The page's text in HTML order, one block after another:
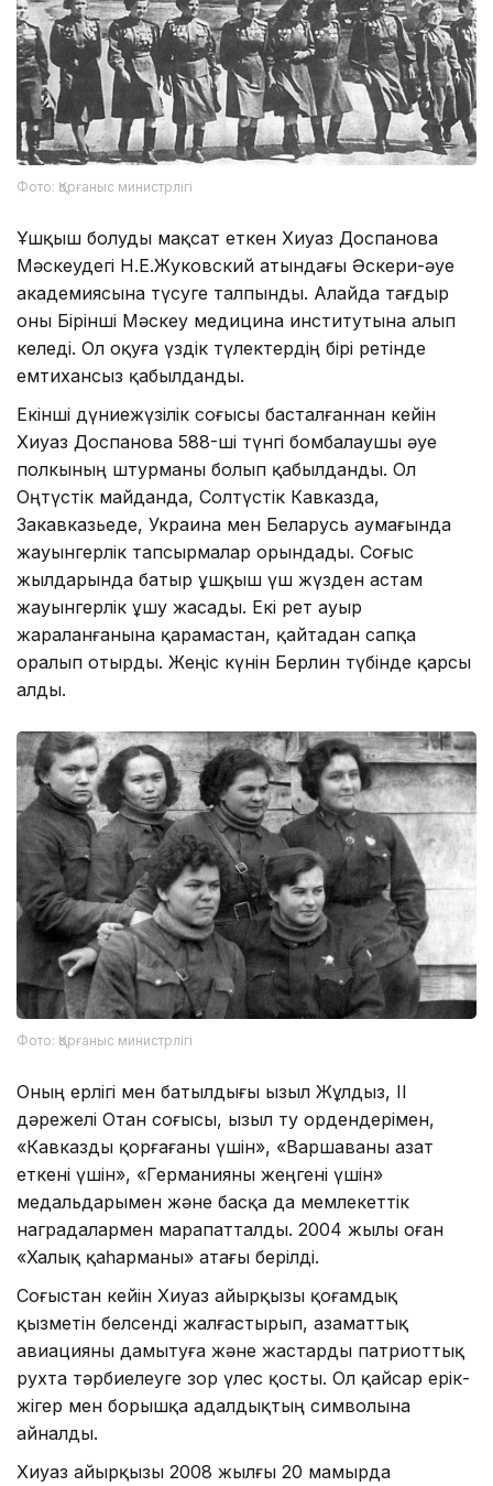
Фото: Қорғаныс министрлігі
Ұшқыш болуды мақсат еткен Хиуаз Доспанова
Мәскеудегі Н.Е.Жуковский атындағы Әскери-әуе
академиясына түсуге талпынды. Алайда тағдыр
оны Бірінші Мәскеу медицина институтына алып
келеді. Ол оқуға үздік түлектердің бірі ретінде
емтихансыз қабылданды.
Екінші дүниежүзілік соғысы басталғаннан кейін
Хиуаз Доспанова 588-ші түнгі бомбалаушы әуе
полкының штурманы болып қабылданды. Ол
Оңтүстік майданда, Солтүстік Кавказда,
Закавказьеде, Украина мен Беларусь аумағында
жауынгерлік тапсырмалар орындады. Соғыс
жылдарында батыр ұшқыш үш жүзден астам
жауынгерлік ұшу жасады. Екі рет ауыр
жараланғанына қарамастан, қайтадан сапқа
оралып отырды. Жеңіс күнін Берлин түбінде қарсы
алды.
Фото: Қорғаныс министрлігі
Оның ерлігі мен батылдығы Қызыл Жұлдыз, II
дәрежелі Отан соғысы, Қызыл ту ордендерімен,
«Кавказды қорғағаны үшін», «Варшаваны азат
еткені үшін», «Германияны жеңгені үшін»
медальдарымен және басқа да мемлекеттік
наградалармен марапатталды. 2004 жылы оған
«Халық қаһарманы» атағы берілді.
Соғыстан кейін Хиуаз Қайырқызы қоғамдық
қызметін белсенді жалғастырып, азаматтық
авиацияны дамытуға және жастарды патриоттық
рухта тәрбиелеуге зор үлес қосты. Ол қайсар ерік-
жігер мен борышқа адалдықтың символына
айналды.
Хиуаз Қайырқызы 2008 жылғы 20 мамырда